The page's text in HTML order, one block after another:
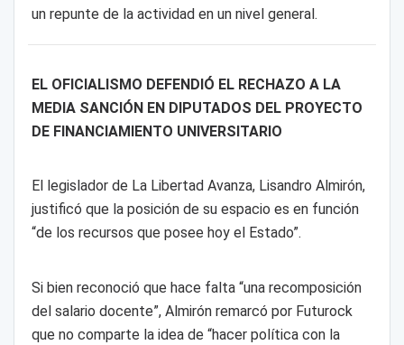
un repunte de la actividad en un nivel general.
EL OFICIALISMO DEFENDIÓ EL RECHAZO A LA
MEDIA SANCIÓN EN DIPUTADOS DEL PROYECTO
DE FINANCIAMIENTO UNIVERSITARIO
El legislador de La Libertad Avanza, Lisandro Almirón,
justificó que la posición de su espacio es en función
“de los recursos que posee hoy el Estado”.
Si bien reconoció que hace falta “una recomposición
del salario docente”, Almirón remarcó por Futurock
que no comparte la idea de “hacer política con la